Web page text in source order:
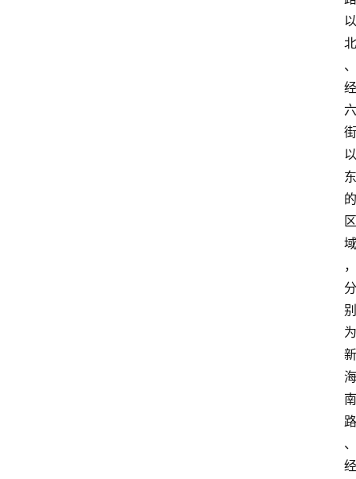
以
北
、
经
六
街
以
东
的
区
域
，
分
别
为
新
海
南
路
、
经